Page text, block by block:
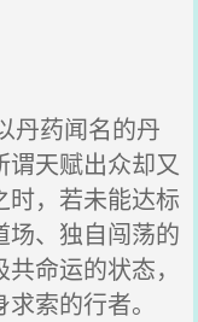
丹药闻名的丹
谓天赋出众却又
时，若未能达标
场、独自闯荡的
命运的状态，
索的行者。